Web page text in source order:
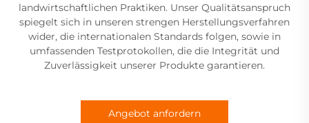
landwirtschaftlichen Praktiken. Unser Qualitätsanspruch
spiegelt sich in unseren strengen Herstellungsverfahren
wider, die internationalen Standards folgen, sowie in
umfassenden Testprotokollen, die die Integrität und
Zuverlässigkeit unserer Produkte garantieren.
Angebot anfordern